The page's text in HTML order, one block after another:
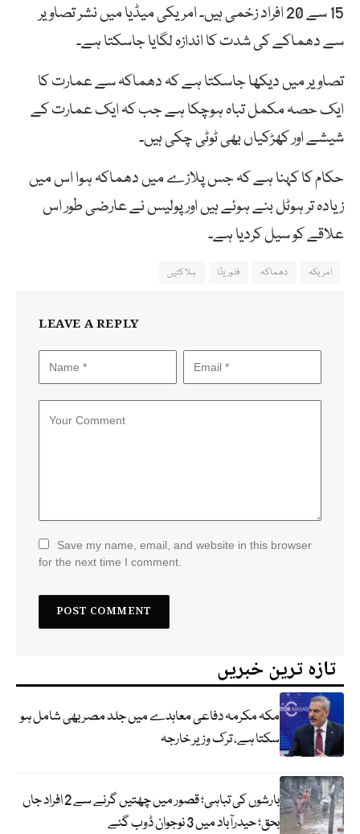
15 سے 20 افراد زخمی ہیں۔ امریکی میڈیا میں نشر تصاویر
سے دھماکے کی شدت کا اندازہ لگایا جاسکتا ہے۔
تصاویر میں دیکھا جاسکتا ہے کہ دھماکہ سے عمارت کا
ایک حصہ مکمل تباہ ہوچکا ہے جب کہ ایک عمارت کے
شیشے اور کھڑکیاں بھی ٹوٹی چکی ہیں۔
حکام کا کہنا ہے کہ جس پلازے میں دھماکہ ہوا اس میں
زیادہ تر ہوٹل بنے ہوئے ہیں اور پولیس نے عارضی طور اس
علاقے کو سیل کردیا ہے۔
امریکہ دھماکہ فلوریڈا ہلاکتیں
LEAVE A REPLY
Save my name, email, and website in this browser
for the next time I comment.
تازہ ترین خبریں
مکہ مکرمہ دفاعی معاہدے میں جلد مصر بھی شامل ہو
سکتا ہے، ترک وزیر خارجہ
بارشوں کی تباہی؛ قصور میں چھتیں گرنے سے 2 افراد جاں
بحق؛ حیدرآباد میں 3 نوجوان ڈوب گئے